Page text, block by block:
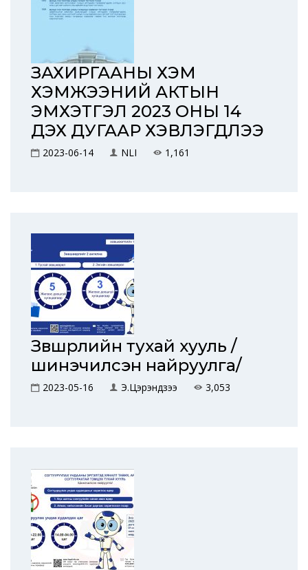
ЗАХИРГААНЫ ХЭМ
ХЭМЖЭЭНИЙ АКТЫН
ЭМХЭТГЭЛ 2023 ОНЫ 14
ДЭХ ДУГААР ХЭВЛЭГДЛЭЭ
2023-06-14 NLI 1,161
Зөвшөөрлийн тухай хууль /
шинэчилсэн найруулга/
2023-05-16 Э.Цэрэндүзээ 3,053